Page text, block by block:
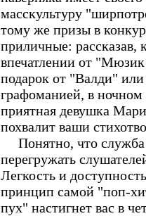
масскультуру
тому же призы в
приличные: рассказав,
впечатлении от
подарок от "Валди"
графоманией, в ночном
приятная девушка
похвалит ваши
Понятно, что служба
перегружать
Легкость и
принцип самой "поп-
пух" настигнет вас в